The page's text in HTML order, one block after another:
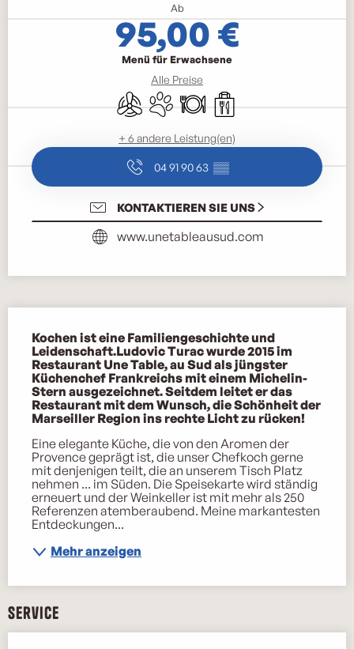
Ab
95,00 €
Menü für Erwachsene
Alle Preise
Klimaanlage
Tiere erlaubt
RestaurantVerkauf zum Mitnehmen
+ 6 andere Leistung(en)
04 91 90 63 ▒▒
KONTAKTIEREN SIE UNS
www.unetableausud.com
Kochen ist eine Familiengeschichte und
Leidenschaft.Ludovic Turac wurde 2015 im
Restaurant Une Table, au Sud als jüngster
Küchenchef Frankreichs mit einem Michelin-
Stern ausgezeichnet. Seitdem leitet er das
Restaurant mit dem Wunsch, die Schönheit der
Marseiller Region ins rechte Licht zu rücken!
Eine elegante Küche, die von den Aromen der
Provence geprägt ist, die unser Chefkoch gerne
mit denjenigen teilt, die an unserem Tisch Platz
nehmen ... im Süden. Die Speisekarte wird ständig
erneuert und der Weinkeller ist mit mehr als 250
Referenzen atemberaubend. Meine markantesten
Entdeckungen...
Mehr anzeigen
Service